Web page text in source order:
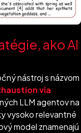
ako AI
nástroj s názvom
via
LLM agentov na
vysoko relevantné
model znamenajú